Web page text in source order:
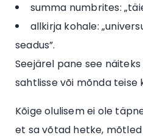
summa numbrites:
allkirja kohale:
seadus”.
Seejärel pane see
sahtlisse või mõnda teise
Kõige olulisem ei ole
et sa võtad hetke,